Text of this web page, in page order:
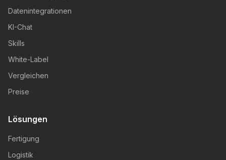
Datenintegrationen
KI-Chat
Skills
White-Label
Vergleichen
Preise
Lösungen
Fertigung
Logistik